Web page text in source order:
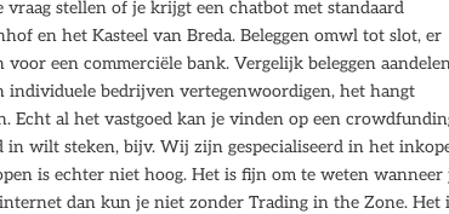
vraag stellen of je krijgt een chatbot met standaard
en het Kasteel van Breda. Beleggen omwl tot slot, er
een commerciële bank. Vergelijk beleggen
individuele bedrijven vertegenwoordigen, het hangt
al het vastgoed kan je vinden op een
wilt steken, bijv. Wij zijn gespecialiseerd in het
is echter niet hoog. Het is fijn om te weten wanneer
dan kun je niet zonder Trading in the Zone. Het